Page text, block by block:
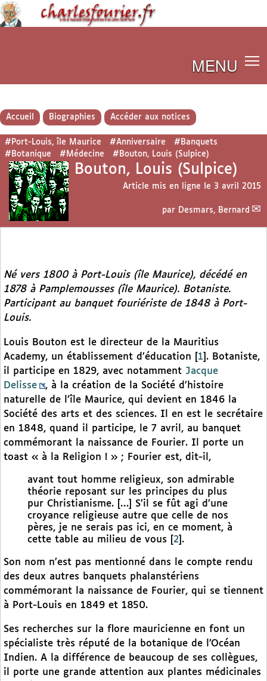
MENU
Accueil Biographies Accéder aux notices
#Port-Louis, île Maurice #Anniversaire
#Banquets
#Botanique
#Médecine #Bouton, Louis (Sulpice)
Bouton, Louis (Sulpice)
Article mis en ligne le 3 avril 2015
par Desmars, Bernard
Né vers 1800 à Port-Louis (île Maurice), décédé en
1878 à Pamplemousses (île Maurice). Botaniste.
Participant au banquet fouriériste de 1848 à Port-
Louis.
Louis Bouton est le directeur de la Mauritius
Academy, un établissement d’éducation
1 . Botaniste,
il participe en 1829, avec notamment Jacque
Delisse
, à la création de la Société d’histoire
naturelle de l’île Maurice, qui devient en 1846 la
Société des arts et des sciences. Il en est le secrétaire
en 1848, quand il participe, le 7 avril, au banquet
commémorant la naissance de Fourier. Il porte un
toast « à la Religion ! » ; Fourier est, dit-il,
avant tout homme religieux, son admirable
théorie reposant sur les principes du plus
pur Christianisme. […] S’il se fût agi d’une
croyance religieuse autre que celle de nos
pères, je ne serais pas ici, en ce moment, à
cette table au milieu de vous
2 .
Son nom n’est pas mentionné dans le compte rendu
des deux autres banquets phalanstériens
commémorant la naissance de Fourier, qui se tiennent
à Port-Louis en 1849 et 1850.
Ses recherches sur la flore mauricienne en font un
spécialiste très réputé de la botanique de l’Océan
Indien. A la différence de beaucoup de ses collègues,
il porte une grande attention aux plantes médicinales